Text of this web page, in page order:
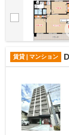
賃貸 | マンション